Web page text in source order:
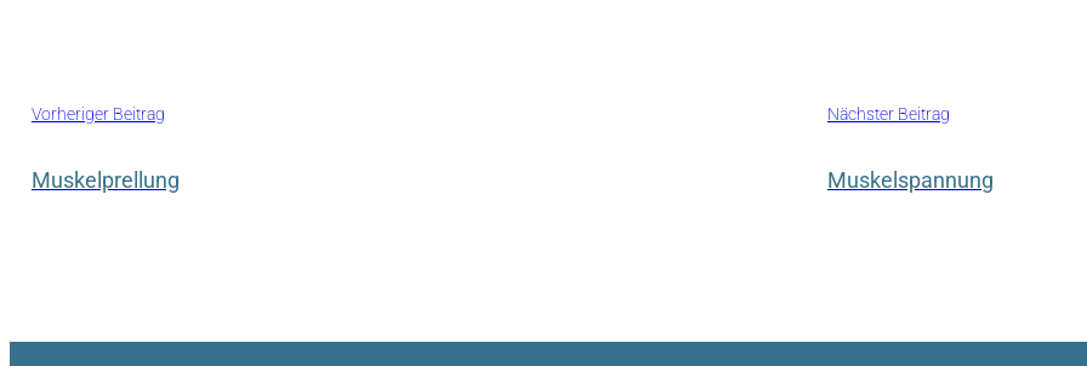
Vorheriger Beitrag
Muskelprellung
Nächster Beitrag
Muskelspannung